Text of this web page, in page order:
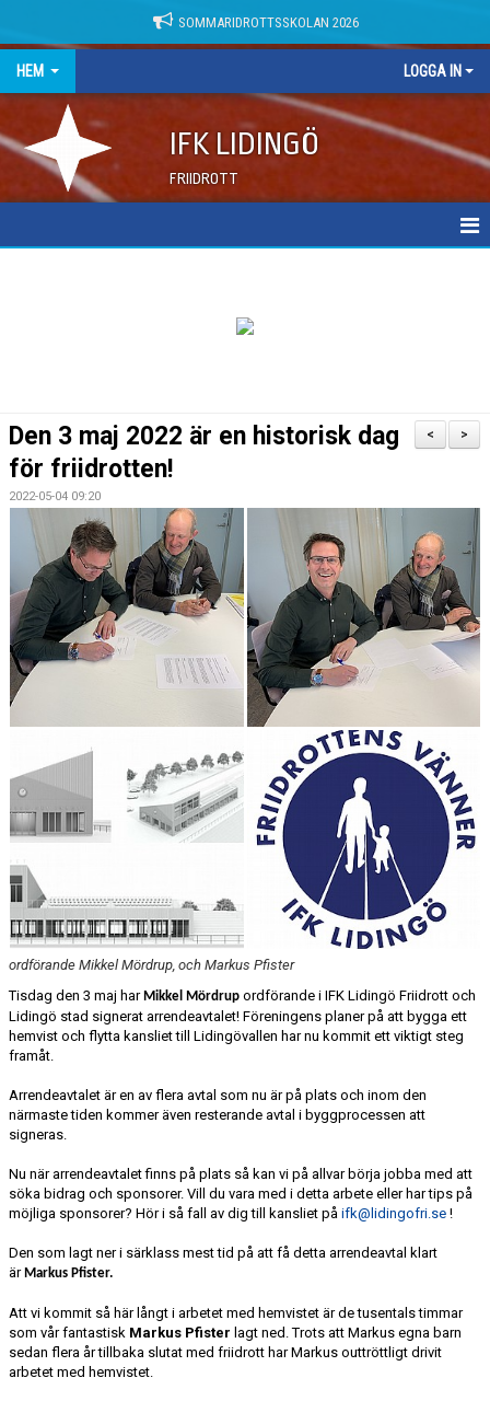
SOMMARIDROTTSSKOLAN 2026
HEM LOGGA IN
IFK LIDINGÖ
FRIIDROTT
>
<
Den 3 maj 2022 är en historisk dag
för friidrotten!
2022-05-04 09:20
ordförande Mikkel Mördrup, och Markus Pfister
Tisdag den 3 maj har Mikkel Mördrup ordförande i IFK Lidingö Friidrott och
Lidingö stad signerat arrendeavtalet! Föreningens planer på att bygga ett
hemvist och flytta kansliet till Lidingövallen har nu kommit ett viktigt steg
framåt.
Arrendeavtalet är en av flera avtal som nu är på plats och inom den
närmaste tiden kommer även resterande avtal i byggprocessen att
signeras.
Nu när arrendeavtalet finns på plats så kan vi på allvar börja jobba med att
söka bidrag och sponsorer. Vill du vara med i detta arbete eller har tips på
möjliga sponsorer? Hör i så fall av dig till kansliet på ifk@lidingofri.se !
Den som lagt ner i särklass mest tid på att få detta arrendeavtal klart
är Markus Pfister.
Att vi kommit så här långt i arbetet med hemvistet är de tusentals timmar
som vår fantastisk Markus Pfister lagt ned. Trots att Markus egna barn
sedan flera år tillbaka slutat med friidrott har Markus outtröttligt drivit
arbetet med hemvistet.